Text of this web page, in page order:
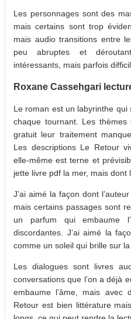
Les personnages sont des
mais certains sont trop
mais audio transitions entre
peu abruptes et
intéressants, mais parfois
Roxane Cassehgari
Le roman est un labyrinthe
chaque tournant. Les
gratuit leur traitement
Les descriptions Le Retour
elle-même est terne et
jette livre pdf la mer, mais dont
J’ai aimé la façon dont
mais certains passages sont
un parfum qui embaume
discordantes. J’ai aimé la
comme un soleil qui brille sur la
Les dialogues sont livres
conversations que l’on a déjà
embaume l’âme, mais avec
Retour est bien littérature